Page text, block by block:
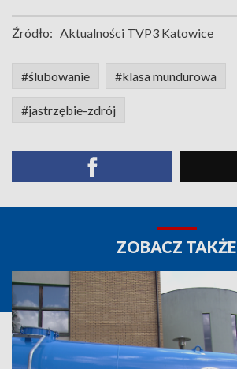
Źródło: Aktualności TVP3 Katowice
#ślubowanie #klasa mundurowa
#jastrzębie-zdrój
ZOBACZ TAKŻE